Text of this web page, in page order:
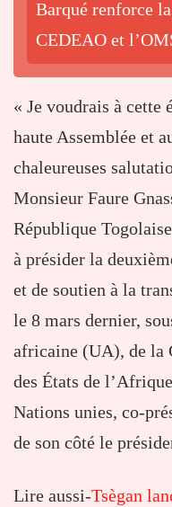
Barqué renforce
CEDEAO et
« Je voudrais à cette
haute Assemblée et
chaleureuses
Monsieur Faure
République
à présider la
et de soutien à la
le 8 mars dernier,
africaine (UA), de la
des États de
Nations unies, co-
de son côté le
Lire aussi-Tsègan